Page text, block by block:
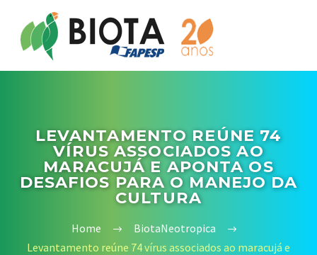
LEVANTAMENTO REÚNE 74
VÍRUS ASSOCIADOS AO
MARACUJÁ E APONTA OS
DESAFIOS PARA O MANEJO DA
CULTURA
Home
BiotaNeotropica
Levantamento reúne 74 vírus associados ao maracujá e